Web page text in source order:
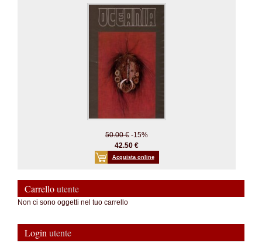
50.00 € -15%
42.50 €
Acquista online
Carrelloutente
Non ci sono oggetti nel tuo carrello
Login utente